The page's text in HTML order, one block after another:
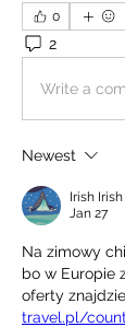
0
2
Write a
Newest
Irish Irish
Jan 27
Na zimowy
bo w Europie
oferty
travel.pl/